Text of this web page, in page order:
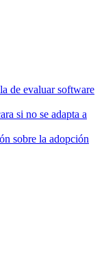
de evaluar software
si no se adapta a
sobre la adopción